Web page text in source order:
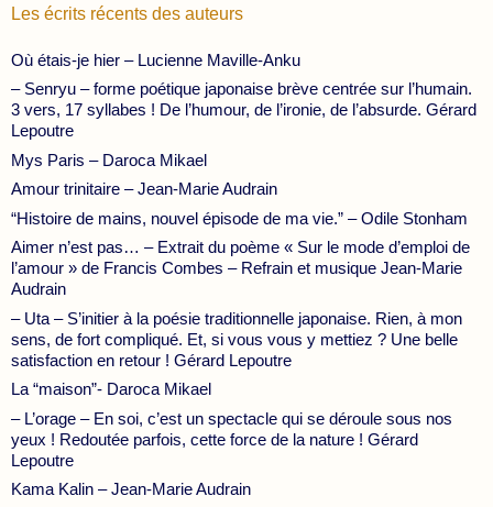
Les écrits récents des auteurs
Où étais-je hier – Lucienne Maville-Anku
– Senryu – forme poétique japonaise brève centrée sur l’humain.
3 vers, 17 syllabes ! De l’humour, de l’ironie, de l’absurde. Gérard
Lepoutre
Mys Paris – Daroca Mikael
Amour trinitaire – Jean-Marie Audrain
“Histoire de mains, nouvel épisode de ma vie.” – Odile Stonham
Aimer n’est pas… – Extrait du poème « Sur le mode d’emploi de
l’amour » de Francis Combes – Refrain et musique Jean-Marie
Audrain
– Uta – S’initier à la poésie traditionnelle japonaise. Rien, à mon
sens, de fort compliqué. Et, si vous vous y mettiez ? Une belle
satisfaction en retour ! Gérard Lepoutre
La “maison”- Daroca Mikael
– L’orage – En soi, c’est un spectacle qui se déroule sous nos
yeux ! Redoutée parfois, cette force de la nature ! Gérard
Lepoutre
Kama Kalin – Jean-Marie Audrain